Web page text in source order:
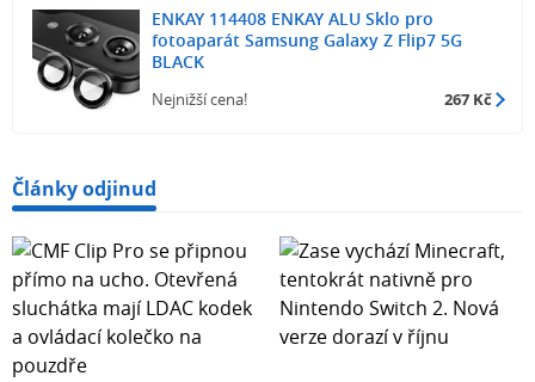
ENKAY 114408 ENKAY ALU Sklo pro
fotoaparát Samsung Galaxy Z Flip7 5G
BLACK
Nejnižší cena! 267 Kč
Články odjinud